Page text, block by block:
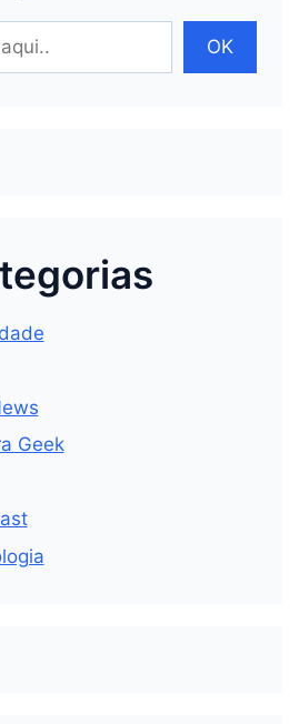
OK
Geek